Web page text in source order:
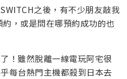
之後，有不少朋友敲我
，或是問在哪預約成功的也
！雖然脫離一線電玩阿宅很
每台熱門主機都殺到日本去